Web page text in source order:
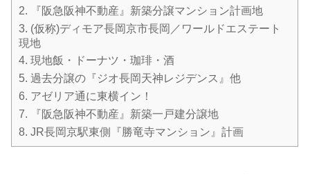
2. 『阪急阪神不動産』新築分譲マンション計画地
3. (仮称)ディモア長岡京市長岡／ワールドエステート
現地
4. 現地飯・ドーナツ・珈琲・酒
5. 過去分譲の『ジオ長岡天神レジデンス』他
6. アゼリア通に東横イン！
7. 『阪急阪神不動産』新築一戸建分譲地
8. JR長岡京駅東側『勝竜寺マンション』計画